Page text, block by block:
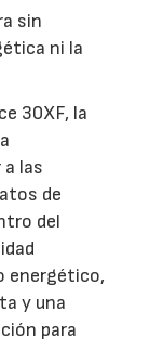
sin
ni la
30XF, la
las
de
del
energético,
y una
para